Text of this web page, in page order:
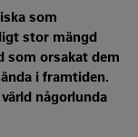
som
stor mängd
som orsakat dem
i framtiden.
någorlunda